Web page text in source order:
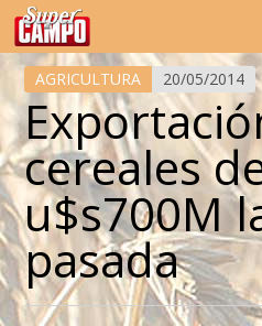
Temas de hoy
AGRICULTURA 20/05/2014
cereales
u$s700M
pasada